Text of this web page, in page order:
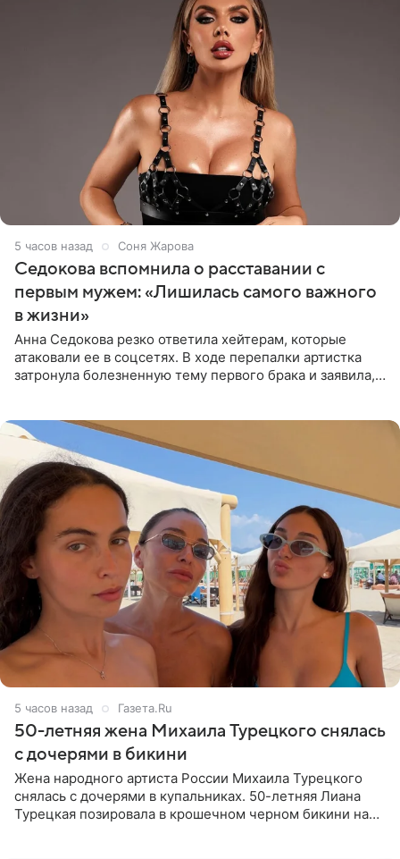
5 часов назад Соня Жарова
Седокова вспомнила о расставании с
первым мужем: «Лишилась самого важного
в жизни»
Анна Седокова резко ответила хейтерам, которые
атаковали ее в соцсетях. В ходе перепалки артистка
затронула болезненную тему первого брака и заявила,
5 часов назад Газета.Ru
50-летняя жена Михаила Турецкого снялась
с дочерями в бикини
Жена народного артиста России Михаила Турецкого
снялась с дочерями в купальниках. 50-летняя Лиана
Турецкая позировала в крошечном черном бикини на